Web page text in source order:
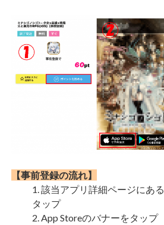
【事前登録の流れ】
該当アプリ詳細ページにある
タップ
App Storeのバナーをタップ